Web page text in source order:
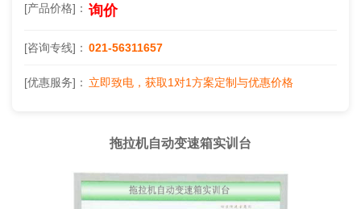
[产品价格]： 询价
[咨询专线]： 021-56311657
[优惠服务]： 立即致电，获取1对1方案定制与优惠价格
拖拉机自动变速箱实训台